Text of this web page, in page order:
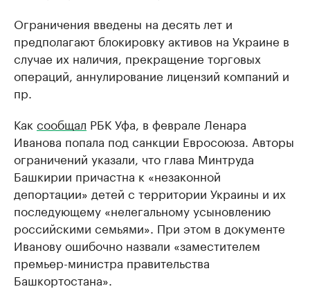
Ограничения введены на десять лет и
предполагают блокировку активов на Украине в
случае их наличия, прекращение торговых
операций, аннулирование лицензий компаний и
пр.
Как сообщал РБК Уфа, в феврале Ленара
Иванова попала под санкции Евросоюза. Авторы
ограничений указали, что глава Минтруда
Башкирии причастна к «незаконной
депортации» детей с территории Украины и их
последующему «нелегальному усыновлению
российскими семьями». При этом в документе
Иванову ошибочно назвали «заместителем
премьер-министра правительства
Башкортостана».